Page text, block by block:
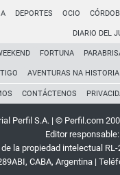
DEPORTES OCIO
DIARIO DEL
FORTUNA
AVENTURAS NA HISTORIA
CONTÁCTENOS
Perfil S.A. | © Perfil.com
Editor
la propiedad intelectual
, CABA, Argentina|